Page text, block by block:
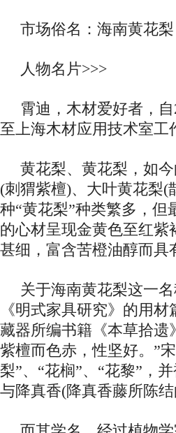
市场俗名：海南黄花梨
人物名片>>>
霄迪，木材爱好者，
至上海木材应用技术室
黄花梨、黄花梨，如
(刺猬紫檀)、大叶黄花梨(
种“黄花梨”种类繁多，但
的心材呈现金黄色至红
甚细，富含苦橙油醇而具
关于海南黄花梨这一
《明式家具研究》的用
藏器所编书籍《本草拾遗
紫檀而色赤，性坚好。”
梨”、“花榈”、“花黎”，
与降真香(降真香藤所陈